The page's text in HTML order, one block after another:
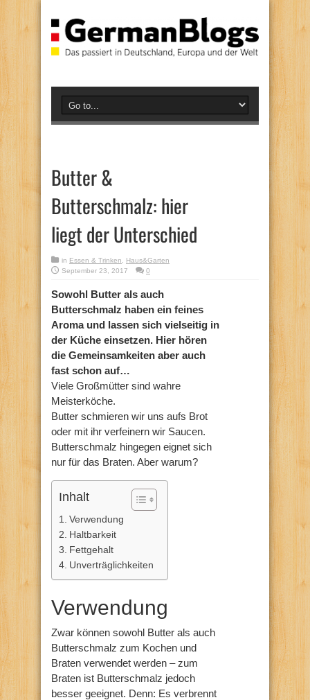
Butter &
Butterschmalz: hier
liegt der Unterschied
in Essen & Trinken
Haus&Garten
September 23, 2017
0
Sowohl Butter als auch
Butterschmalz haben ein feines
Aroma und lassen sich vielseitig in
der Küche einsetzen. Hier hören
die Gemeinsamkeiten aber auch
fast schon auf…
Viele Großmütter sind wahre
Meisterköche.
Butter schmieren wir uns aufs Brot
oder mit ihr verfeinern wir Saucen.
Butterschmalz hingegen eignet sich
nur für das Braten. Aber warum?
Inhalt
Verwendung
Haltbarkeit
Fettgehalt
Unverträglichkeiten
Verwendung
Zwar können sowohl Butter als auch
Butterschmalz zum Kochen und
Braten verwendet werden – zum
Braten ist Butterschmalz jedoch
besser geeignet. Denn: Es verbrennt